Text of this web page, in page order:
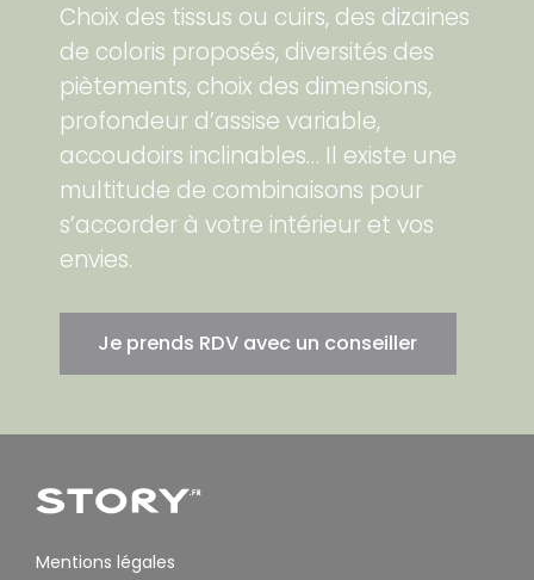
Choix des tissus ou cuirs, des dizaines
de coloris proposés, diversités des
piètements, choix des dimensions,
profondeur d’assise variable,
accoudoirs inclinables… Il existe une
multitude de combinaisons pour
s’accorder à votre intérieur et vos
envies.
Je prends RDV avec un conseiller
Mentions légales